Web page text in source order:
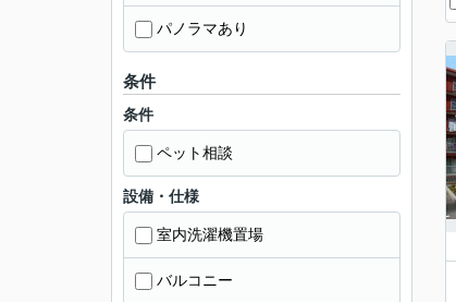
パノラマあり
条件
条件
ペット相談
設備・仕様
室内洗濯機置場
バルコニー